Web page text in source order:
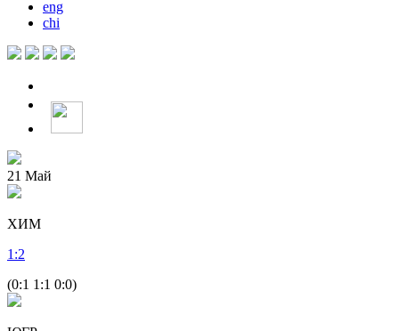
eng
chi
21 Май
ХИМ
1 :2
(0:1 1:1 0:0)